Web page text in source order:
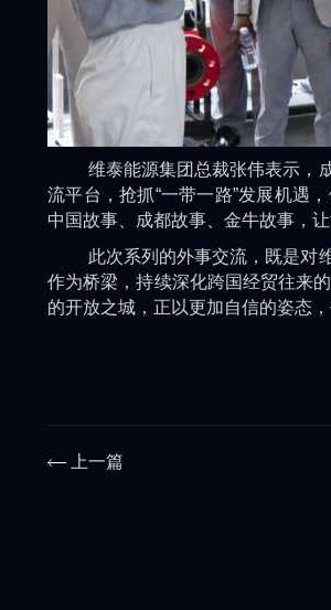
维泰能源集团总裁张伟表示，成
流平台，抢抓“一带一路”发展机遇
中国故事、成都故事、金牛故事，
此次系列的外事交流，既是对维
作为桥梁，持续深化跨国经贸往来
的开放之城，正以更加自信的姿态
上一篇